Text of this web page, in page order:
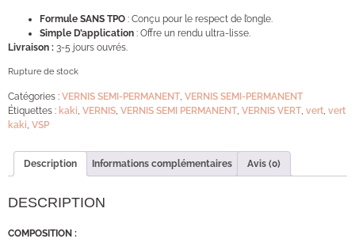
Formule SANS TPO : Conçu pour le respect de l’ongle.
Simple D’application : Offre un rendu ultra-lisse.
Livraison : 3-5 jours ouvrés.
Rupture de stock
Catégories : VERNIS SEMI-PERMANENT, VERNIS SEMI-PERMANENT
Étiquettes : kaki, VERNIS, VERNIS SEMI PERMANENT, VERNIS VERT, vert, vert
kaki, VSP
Description Informations complémentaires Avis (0)
DESCRIPTION
COMPOSITION :